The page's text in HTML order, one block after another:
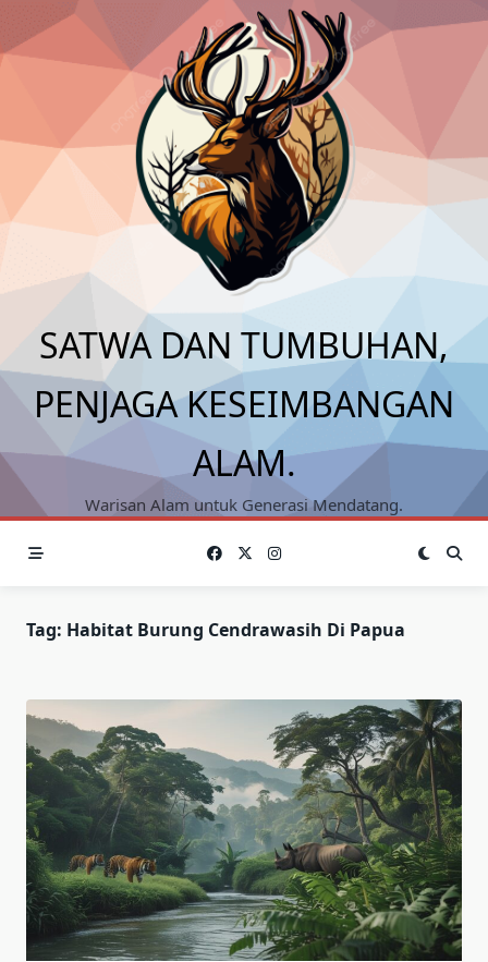
content
SATWA DAN TUMBUHAN,
PENJAGA KESEIMBANGAN
ALAM.
Warisan Alam untuk Generasi Mendatang.
Tag: Habitat Burung Cendrawasih Di Papua